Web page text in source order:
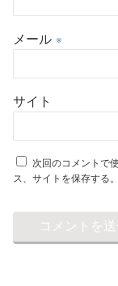
メール ※
サイト
次回のコメントで
ス、サイトを保存する。